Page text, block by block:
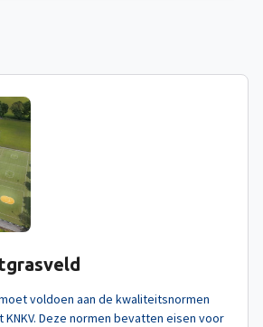
voldoen aan de kwaliteitsnormen
KNKV. Deze normen bevatten eisen voor